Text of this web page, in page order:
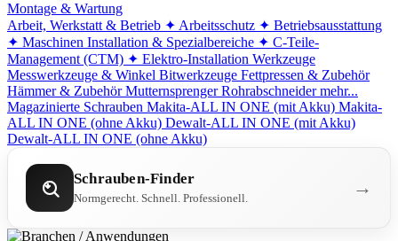
Montage & Wartung
Arbeit, Werkstatt & Betrieb ✦ Arbeitsschutz ✦ Betriebsausstattung
✦ Maschinen Installation & Spezialbereiche ✦ C-Teile-
Management (CTM) ✦ Elektro-Installation Werkzeuge
Messwerkzeuge & Winkel Bitwerkzeuge Fettpressen & Zubehör
Hämmer & Zubehör Mutternsprenger Rohrabschneider mehr...
Magazinierte Schrauben Makita-ALL IN ONE (mit Akku) Makita-
ALL IN ONE (ohne Akku) Dewalt-ALL IN ONE (mit Akku)
Dewalt-ALL IN ONE (ohne Akku)
Schrauben-Finder
Normgerecht. Schnell. Professionell. →